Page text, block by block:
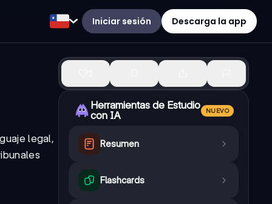
Iniciar sesión Descarga la app
legal,
Herramientas de Estudio
con IA
NUEVO
Resumen
Flashcards